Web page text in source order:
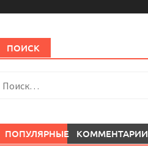
ПОИСК
ПОПУЛЯРНЫЕ КОММЕНТАРИИ